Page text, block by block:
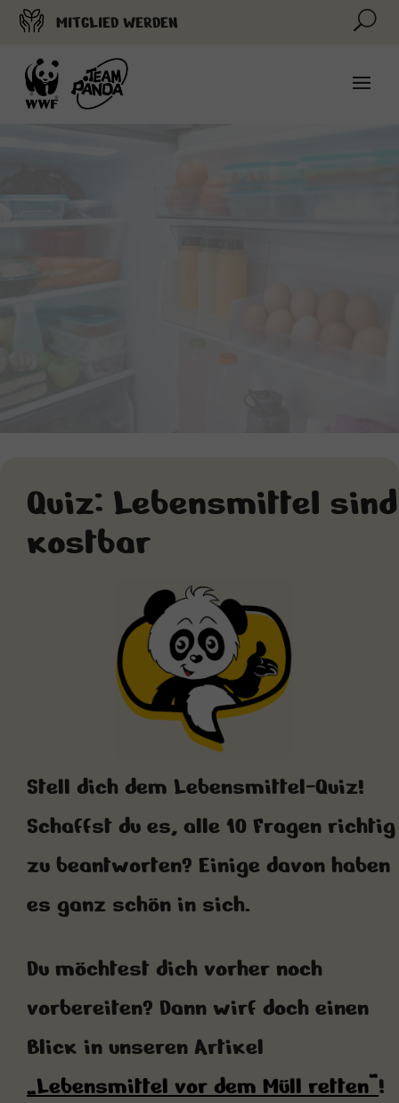
MITGLIED WERDEN U
Quiz: Lebensmittel sind
kostbar
Stell dich dem Lebensmittel-Quiz!
Schaffst du es, alle 10 Fragen richtig
zu beantworten? Einige davon haben
es ganz schön in sich.
Du möchtest dich vorher noch
vorbereiten? Dann wirf doch einen
Blick in unseren Artikel
„Lebensmittel vor dem Müll retten“!